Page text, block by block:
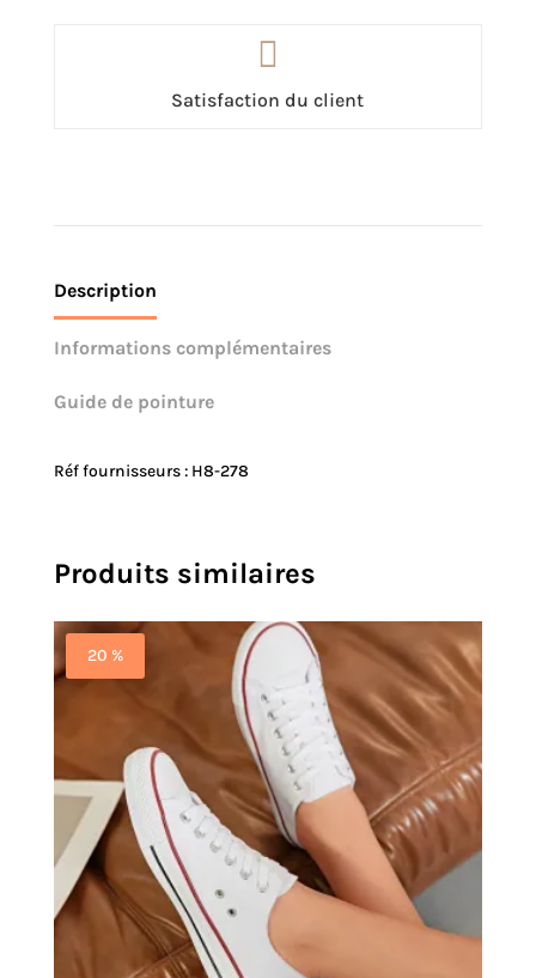

Satisfaction du client
Description
Informations complémentaires
Guide de pointure
Réf fournisseurs : H8-278
Produits similaires
20 %